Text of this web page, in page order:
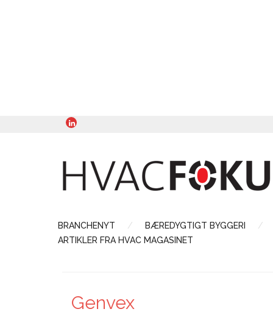
BRANCHENYT BÆREDYGTIGT BYGGERI
ARTIKLER FRA HVAC MAGASINET
Genvex